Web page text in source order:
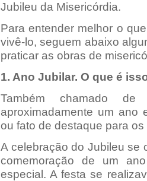
Jubileu da Misericórdia.
Para entender melhor o
vivê-lo, seguem abaixo
praticar as obras de
1. Ano Jubilar. O que é
Também chamado
aproximadamente um ano
ou fato de destaque para os
A celebração do Jubileu se
comemoração de um
especial. A festa se